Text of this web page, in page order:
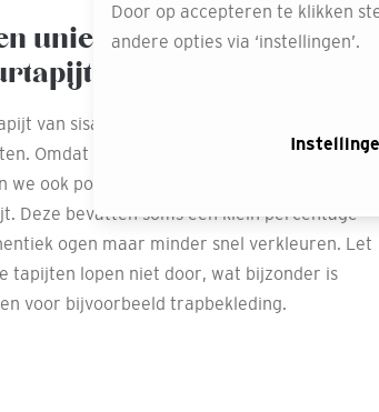
unieke uitstraling? Ga
van sisal, kokos of zeegras, beschikbaar in
Omdat natuurlijke materialen kunnen
ook polyamide tapijten die qua uiterlijk en
Deze bevatten soms een klein percentage
ogen maar minder snel verkleuren. Let
tapijten lopen niet door, wat bijzonder is
voor bijvoorbeeld trapbekleding.
Door op accepteren te klikken
andere opties via ‘instellingen’.